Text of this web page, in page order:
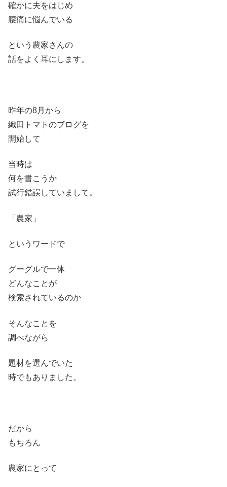
確かに夫をはじめ
腰痛に悩んでいる
という農家さんの
話をよく耳にします。
昨年の8月から
織田トマトのブログを
開始して
当時は
何を書こうか
試行錯誤していまして。
「農家」
というワードで
グーグルで一体
どんなことが
検索されているのか
そんなことを
調べながら
題材を選んでいた
時でもありました。
だから
もちろん
農家にとって